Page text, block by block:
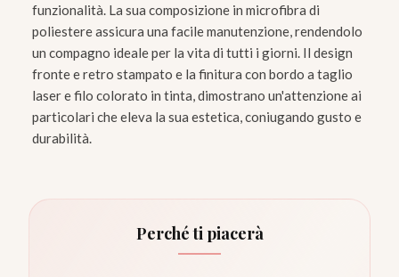
funzionalità. La sua composizione in microfibra di
poliestere assicura una facile manutenzione, rendendolo
un compagno ideale per la vita di tutti i giorni. Il design
fronte e retro stampato e la finitura con bordo a taglio
laser e filo colorato in tinta, dimostrano un'attenzione ai
particolari che eleva la sua estetica, coniugando gusto e
durabilità.
Perché ti piacerà